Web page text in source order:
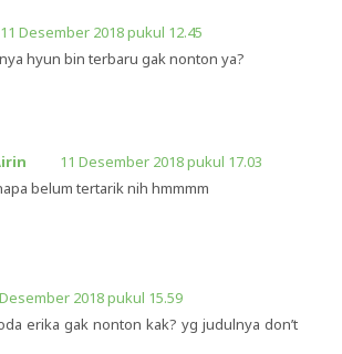
11 Desember 2018 pukul 12.45
hyun bin terbaru gak nonton ya?
11 Desember 2018 pukul 17.03
belum tertarik nih hmmmm
2018 pukul 15.59
erika gak nonton kak? yg judulnya don’t